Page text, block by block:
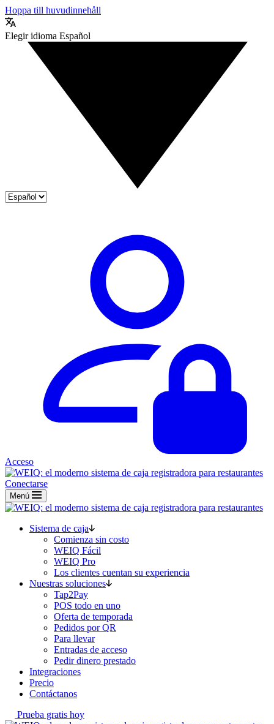
Hoppa till huvudinnehåll
Elegir idioma Español
Acceso
Conectarse
Menú
Sistema de caja
Comienza sin costo
WEIQ Fácil
WEIQ Pro
Los clientes cuentan su experiencia
Nuestras soluciones
Tap2Pay
POS todo en uno
Oferta de temporada
Pedidos por QR
Para llevar
Entradas de acceso
Pedir dinero prestado
Integraciones
Precio
Contáctanos
Prueba gratis hoy